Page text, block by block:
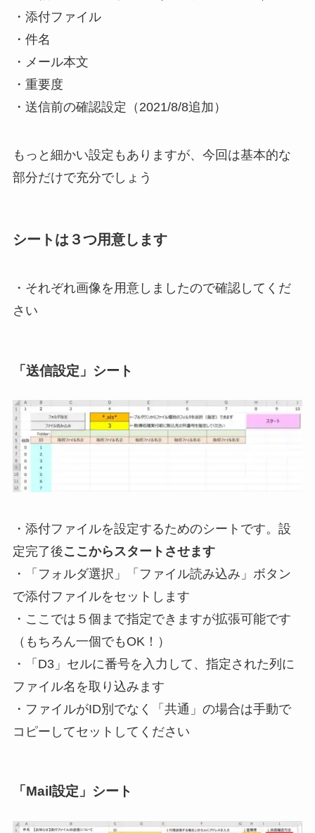
・添付ファイル
・件名
・メール本文
・重要度
・送信前の確認設定 （2021/8/8追加）
もっと細かい設定もありますが、今回は基本的な
部分だけで充分でしょう
シートは３つ用意します
・それぞれ画像を用意しましたので確認してくだ
さい
「送信設定」シート
・添付ファイルを設定するためのシートです。 設
定完了後ここからスタートさせます
・「フォルダ選択」「ファイル読み込み」ボタン
で添付ファイルをセットします
・ここでは５個まで指定できますが拡張可能です
（もちろん一個でもOK！）
・「D3」セルに番号を入力して、指定された列に
ファイル名を取り込みます
・ ファイルがID別でなく「共通」の場合は手動で
コピーしてセット して ください
「Mail設定」シート